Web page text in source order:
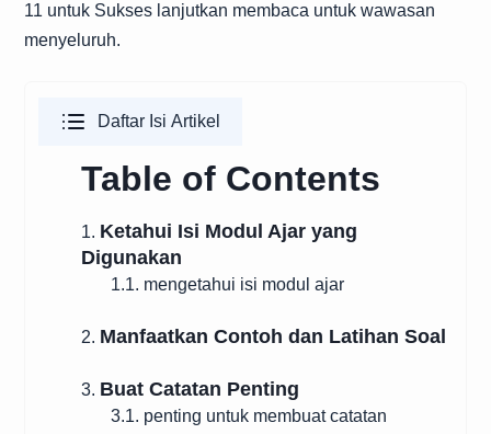
11 untuk Sukses lanjutkan membaca untuk wawasan
menyeluruh.
Daftar Isi Artikel
Table of Contents
1. Ketahui Isi Modul Ajar yang
Digunakan
1.1. mengetahui isi modul ajar
2. Manfaatkan Contoh dan Latihan Soal
3. Buat Catatan Penting
3.1. penting untuk membuat catatan